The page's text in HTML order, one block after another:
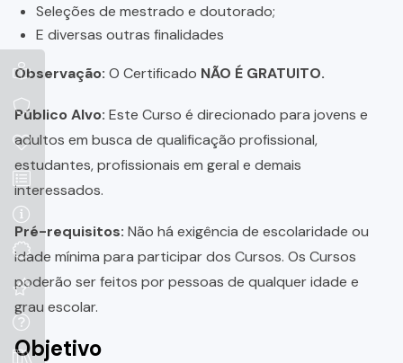
Seleções de mestrado e doutorado;
E diversas outras finalidades
Observação: O Certificado NÃO É GRATUITO.
Público Alvo: Este Curso é direcionado para jovens e
adultos em busca de qualificação profissional,
estudantes, profissionais em geral e demais
interessados.
Pré-requisitos: Não há exigência de escolaridade ou
idade mínima para participar dos Cursos. Os Cursos
poderão ser feitos por pessoas de qualquer idade e
grau escolar.
Objetivo